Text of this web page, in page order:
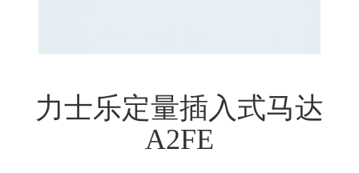
力士乐定量插入式马达
A2FE